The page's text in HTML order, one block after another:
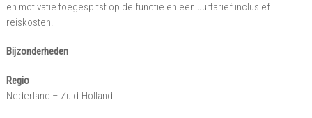
en motivatie toegespitst op de functie en een uurtarief inclusief
reiskosten.
Bijzonderheden
Regio
Nederland – Zuid-Holland